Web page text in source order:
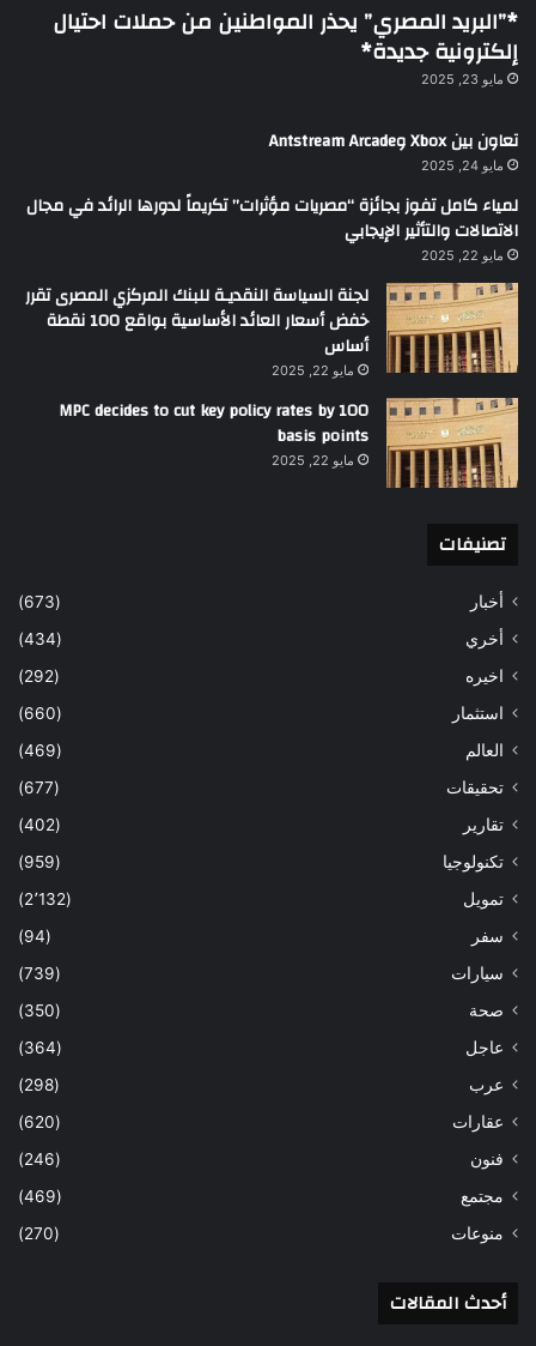
*”البريد المصري” يحذر المواطنين من حملات احتيال
إلكترونية جديدة*
مايو 23, 2025
تعاون بين Xbox وAntstream Arcade
مايو 24, 2025
لمياء كامل تفوز بجائزة “مصريات مؤثرات” تكريماً لدورها الرائد في مجال
الاتصالات والتأثير الإيجابي
مايو 22, 2025
لجنة السياسة النقديـة للبنك المركزي المصرى تقرر
خفض أسعار العائد الأساسية بواقع 100 نقطة
أساس
مايو 22, 2025
MPC decides to cut key policy rates by 100
basis points
مايو 22, 2025
تصنيفات
أخبار
(673)
أخري
(434)
اخيره
(292)
استثمار
(660)
العالم
(469)
تحقيقات
(677)
تقارير
(402)
تكنولوجيا
(959)
تمويل
(2٬132)
سفر
(94)
سيارات
(739)
صحة
(350)
عاجل
(364)
عرب
(298)
عقارات
(620)
فنون
(246)
مجتمع
(469)
منوعات
(270)
أحدث المقالات